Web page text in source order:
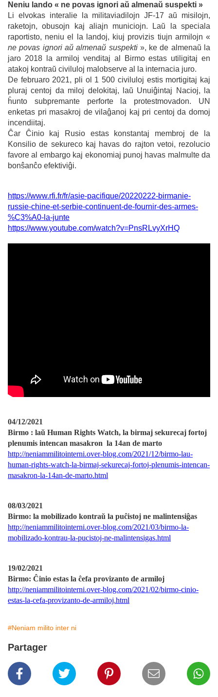
Neniu lando « ne povas ignori aŭ almenaŭ suspekti »
Li elvokas interalie la militaviadilojn JF-17 aŭ misilojn,
raketojn, obusojn kaj aliajn municiojn. Laŭ la speciala
raportisto, neniu el la landoj, kiuj provizis tiujn armilojn «
ne povas ignori aŭ almenaŭ suspekti», ke de almenaŭ la
jaro 2018 la armiloj venditaj al Birmo estas utiligitaj en
atakoj kontraŭ civiluloj malobserve al la internacia juro.
De februaro 2021, pli ol 1 500 civiluloj estis mortigitaj kaj
pluraj centoj da miloj delokitaj, laŭ Unuiĝintaj Nacioj, la
ĥunto subpremante perforte la protestmovadon. UN
enketas pri masakroj de vilaĝanoj kaj pri centoj da domoj
incendiitaj.
Ĉar Ĉinio kaj Rusio estas konstantaj membroj de la
Konsilio de sekureco kaj havas do rajton vetoi, rezolucio
favore al embargo kaj ekonomiaj punoj havas malmulte da
bonŝanĉo efektiviĝi.
https://www.rfi.fr/fr/asie-pacifique/20220222-birmanie-
russie-chine-et-serbie-continuent-de-fournir-des-armes-
%C3%A0-la-junte
https://www.youtube.com/watch?v=PnsRLvyXrHQ
04/12/2021
Birmo : laŭ Human Rights Watch, la birmaj sekurecaj fortoj
plenumis intencan masakron la 14an de marto
http://neniammilitointerni.over-blog.com/2021/12/birmo-lau-
human-rights-watch-la-birmaj-sekurecaj-fortoj-plenumis-intencan-
masakron-la-14an-de-marto.html
08/03/2021
Birmo: la mobilizado kontraŭ la puĉistoj ne malintensiĝas
http://neniammilitointerni.over-blog.com/2021/03/birmo-la-
mobilizado-kontrau-la-pucistoj-ne-malintensigas.html
19/02/2021
Birmo: Ĉinio estas la ĉefa provizanto de armiloj
http://neniammilitointerni.over-blog.com/2021/02/birmo-cinio-
estas-la-cefa-provizanto-de-armiloj.html
#Neniam milito inter ni
Partager